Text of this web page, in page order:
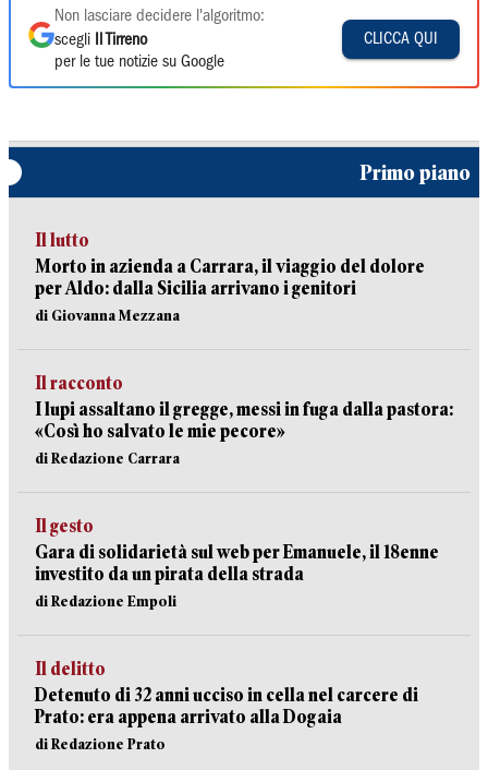
Non lasciare decidere l'algoritmo:
scegli
Il Tirreno
per le tue notizie su Google
CLICCA QUI
Primo piano
Il lutto
Morto in azienda a Carrara, il viaggio del dolore
per Aldo: dalla Sicilia arrivano i genitori
di Giovanna Mezzana
Il racconto
I lupi assaltano il gregge, messi in fuga dalla pastora:
«Così ho salvato le mie pecore»
di Redazione Carrara
Il gesto
Gara di solidarietà sul web per Emanuele, il 18enne
investito da un pirata della strada
di Redazione Empoli
Il delitto
Detenuto di 32 anni ucciso in cella nel carcere di
Prato: era appena arrivato alla Dogaia
di Redazione Prato